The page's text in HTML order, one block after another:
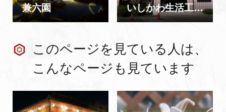
兼六園 いしかわ生活工芸ミュージアム 石川県立伝統産業工芸館
このページを見ている人は、
こんなページも見ています